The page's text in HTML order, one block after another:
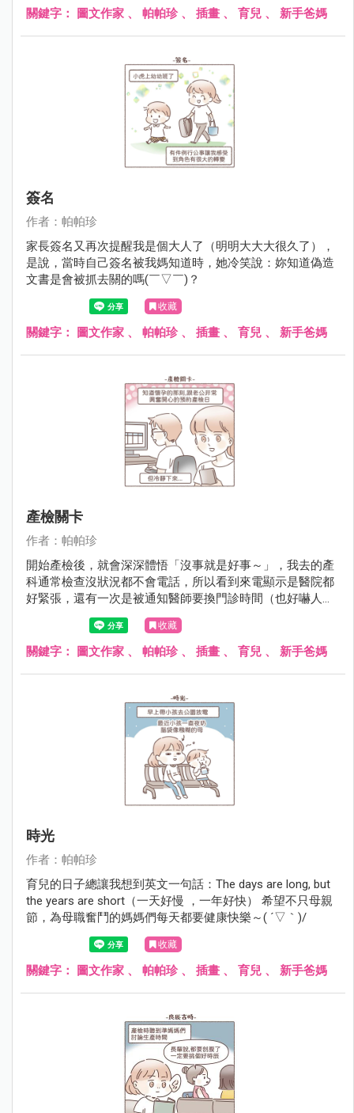
關鍵字： 圖文作家 、 帕帕珍、 插畫 、 育兒 、 新手爸媽
簽名
作者：帕帕珍
家長簽名又再次提醒我是個大人了（明明大大大很久了），
是說，當時自己簽名被我媽知道時，她冷笑說：妳知道偽造
文書是會被抓去關的嗎(￣▽￣)？
收藏
關鍵字： 圖文作家 、 帕帕珍、 插畫 、 育兒 、 新手爸媽
產檢關卡
作者：帕帕珍
開始產檢後，就會深深體悟「沒事就是好事～」，我去的產
科通常檢查沒狀況都不會電話，所以看到來電顯示是醫院都
好緊張，還有一次是被通知醫師要換門診時間（也好嚇人
啊！）現在網路太方便，會查到很多準爸媽分享許多虛驚一
場的檢查報告 （通常第一次檢查異常,會再被要求第二次更精
細的檢查），或真的有狀況的......看了都會跟著很難過 (｡･
收藏
關鍵字： 圖文作家 、 帕帕珍、 插畫 、 育兒 、 新手爸媽
時光
作者：帕帕珍
育兒的日子總讓我想到英文一句話：The days are long, but
the years are short（一天好慢 ，一年好快） 希望不只母親
節，為母職奮鬥的媽媽們每天都要健康快樂～( ´▽｀)/
收藏
關鍵字： 圖文作家 、 帕帕珍、 插畫 、 育兒 、 新手爸媽